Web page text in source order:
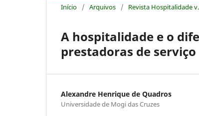
Início / Arquivos / Revista Hospitalidade v.
A hospitalidade e o
prestadoras de serviço
Alexandre Henrique de Quadros
Universidade de Mogi das Cruzes